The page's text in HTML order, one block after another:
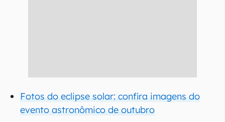
Fotos do eclipse solar: confira imagens do
evento astronômico de outubro